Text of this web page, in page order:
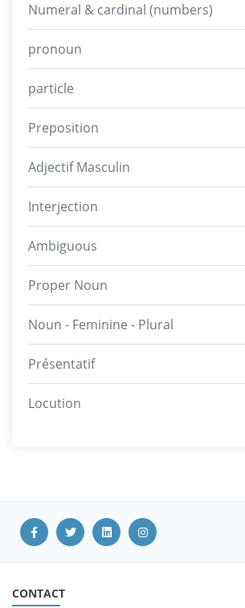
Numeral & cardinal (numbers)
pronoun
particle
Preposition
Adjectif Masculin
Interjection
Ambiguous
Proper Noun
Noun - Feminine - Plural
Présentatif
Locution
CONTACT